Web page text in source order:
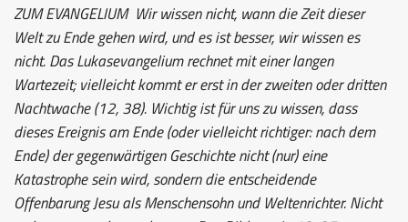
ZUM EVANGELIUMWir wissen nicht, wann die Zeit dieser
Welt zu Ende gehen wird, und es ist besser, wir wissen es
nicht. Das Lukasevangelium rechnet mit einer langen
Wartezeit; vielleicht kommt er erst in der zweiten oder dritten
Nachtwache (12, 38). Wichtig ist für uns zu wissen, dass
dieses Ereignis am Ende (oder vielleicht richtiger: nach dem
Ende) der gegenwärtigen Geschichte nicht (nur) eine
Katastrophe sein wird, sondern die entscheidende
Offenbarung Jesu als Menschensohn und Weltenrichter. Nicht